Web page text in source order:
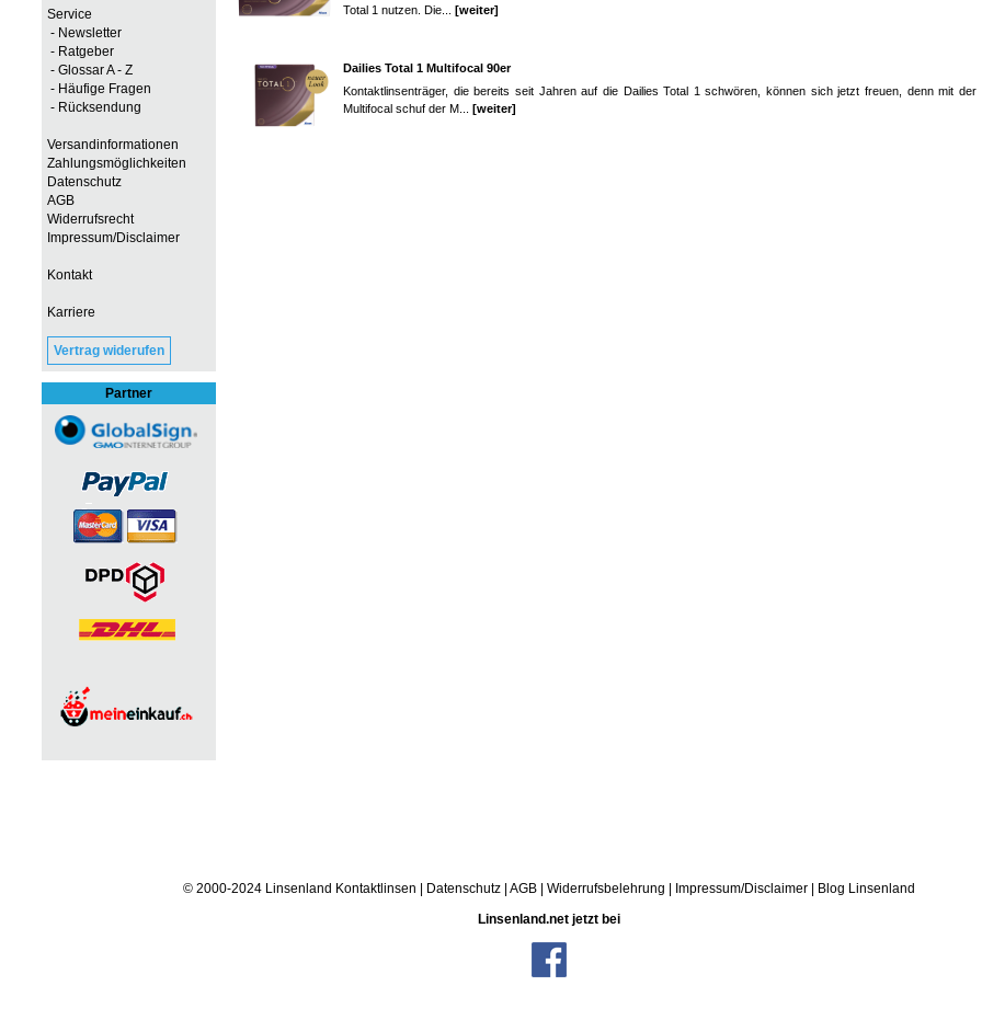
Service
- Newsletter
- Ratgeber
- Glossar A - Z
- Häufige Fragen
- Rücksendung
Versandinformationen
Zahlungsmöglichkeiten
Datenschutz
AGB
Widerrufsrecht
Impressum/Disclaimer
Kontakt
Karriere
Vertrag widerufen
Partner
Total 1 nutzen. Die... [weiter]
Dailies Total 1 Multifocal 90er
Kontaktlinsenträger, die bereits seit Jahren auf die Dailies Total 1 schwören, können sich jetzt freuen, denn mit der
Multifocal schuf der M... [weiter]
© 2000-2024 Linsenland Kontaktlinsen Datenschutz AGB Widerrufsbelehrung Impressum/Disclaimer
Blog Linsenland
Linsenland.net jetzt bei